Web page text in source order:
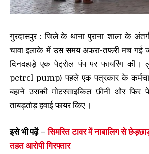
गुरदासपुर : जिले के थाना पुराना शाला के
चावा इलाके में उस समय अफरा-तफरी मच गई
दिनदहाड़े एक पेट्रोल पंप पर फायरिंग
petrol pump) पहले एक पत्रकार के
बहाने उसकी मोटरसाइकिल छीनी और फिर
ताबड़तोड़ हवाई फायर किए ।
इसे भी पढ़ें –सिमरित टावर में नाबालिग से
तहत आरोपी गिरफ्तार